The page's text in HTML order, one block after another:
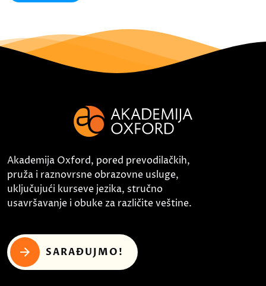
Akademija Oxford, pored prevodilačkih,
pruža i raznovrsne obrazovne usluge,
uključujući kurseve jezika, stručno
usavršavanje i obuke za različite veštine.
SARAĐUJMO!